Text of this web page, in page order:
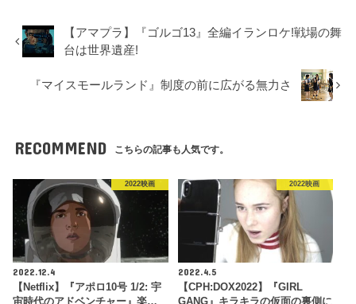
【アマプラ】『ゴルゴ13』全編イランロケ!戦場の舞
台は世界遺産!
『マイスモールランド』制度の前に広がる無力さ
RECOMMEND こちらの記事も人気です。
2022映画
2022.12.4
【Netflix】『アポロ10号 1/2: 宇
宙時代のアドベンチャー』楽…
2022映画
2022.4.5
【CPH:DOX2022】『GIRL
GANG』キラキラの仮面の裏側に